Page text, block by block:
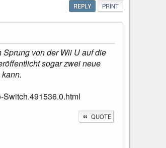
REPLY PRINT
von der Wii U auf die
sogar zwei neue
QUOTE